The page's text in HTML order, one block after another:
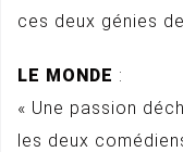
ces deux génies
LE MONDE :
« Une passion
les deux